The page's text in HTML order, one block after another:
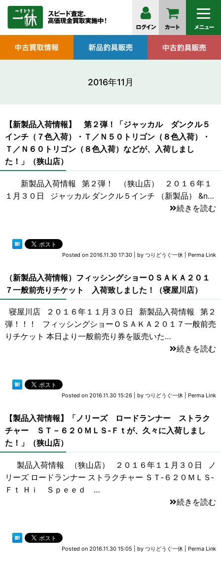
2016年11月
【新製品入荷情報】 第２弾！「ジャッカル ダンクル５
インチ（７色入荷）・Ｔ／Ｎ５０トリゴン（８色入荷）・
Ｔ／Ｎ６０トリゴン（８色入荷）などが、入荷しまし
た！」（狭山店）
新製品入荷情報 第２弾！ （狭山店） ２０１６年１
１月３０日 ジャッカル ダンクル５インチ （新製品） &n…
続きを読む
Posted on 2016.11.30 17:30 by つりどうぐ一休 Perma Link
（新製品入荷情報）フィッシングショーＯＳＡＫＡ２０１
７一般前売りチケット 入荷致しました！（寝屋川店）
寝屋川店 ２０１６年１１月３０日 新製品入荷情報 第２
弾！！！ フィッシングショーＯＳＡＫＡ２０１７一般前売
りチケット 本日より一般前売り券を販売いた…
続きを読む
Posted on 2016.11.30 15:26 by つりどうぐ一休 Perma Link
【製品入荷情報】「ノリーズ ロードランナー ストラク
チャー ＳＴ－６２０ＭＬＳ‐Ｆｔが、久々に入荷しまし
た！」（狭山店）
製品入荷情報 （狭山店） ２０１６年１１月３０日 ノ
リーズ ロードランナー ストラクチャー ＳＴ‐６２０ＭＬＳ‐
Ｆｔ Ｈｉ Ｓｐｅｅｄ …
続きを読む
Posted on 2016.11.30 15:05 by つりどうぐ一休 Perma Link